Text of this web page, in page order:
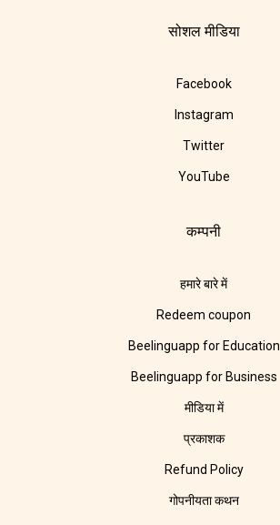
सोशल मीडिया
Facebook
Instagram
Twitter
YouTube
कम्पनी
हमारे बारे में
Redeem coupon
Beelinguapp for Education
Beelinguapp for Business
मीडिया में
प्रकाशक
Refund Policy
गोपनीयता कथन